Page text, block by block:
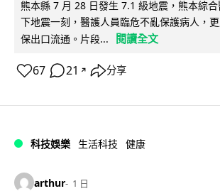
熊本縣 7 月 28 日發生 7.1 級地震，熊本綜
下地震一刻，醫護人員臨危不亂保護病人，
保出口流通。片段...
閱讀全文
67 21 ↗ 分享
科技娛樂 生活科技 健康
arthur 1 日